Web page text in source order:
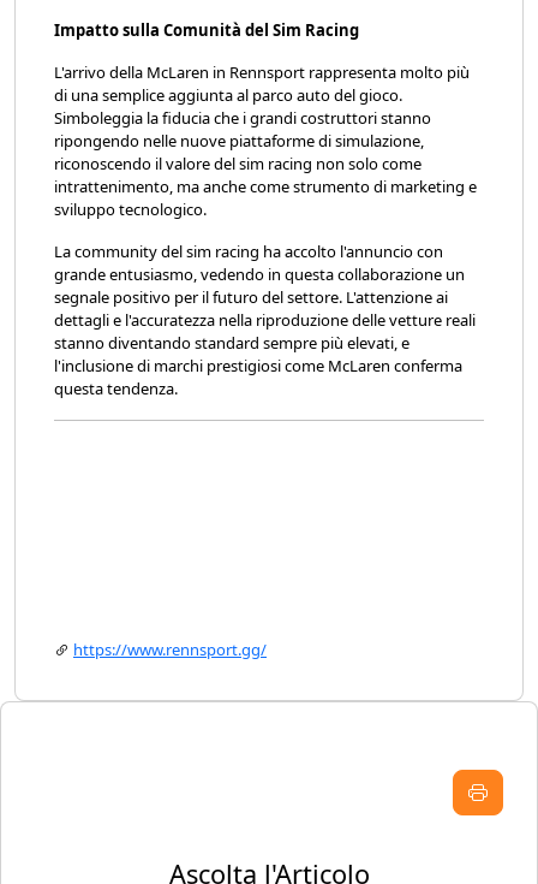
Impatto sulla Comunità del Sim Racing
L'arrivo della McLaren in Rennsport rappresenta molto più
di una semplice aggiunta al parco auto del gioco.
Simboleggia la fiducia che i grandi costruttori stanno
ripongendo nelle nuove piattaforme di simulazione,
riconoscendo il valore del sim racing non solo come
intrattenimento, ma anche come strumento di marketing e
sviluppo tecnologico.
La community del sim racing ha accolto l'annuncio con
grande entusiasmo, vedendo in questa collaborazione un
segnale positivo per il futuro del settore. L'attenzione ai
dettagli e l'accuratezza nella riproduzione delle vetture reali
stanno diventando standard sempre più elevati, e
l'inclusione di marchi prestigiosi come McLaren conferma
questa tendenza.
https://www.rennsport.gg/
Ascolta l'Articolo